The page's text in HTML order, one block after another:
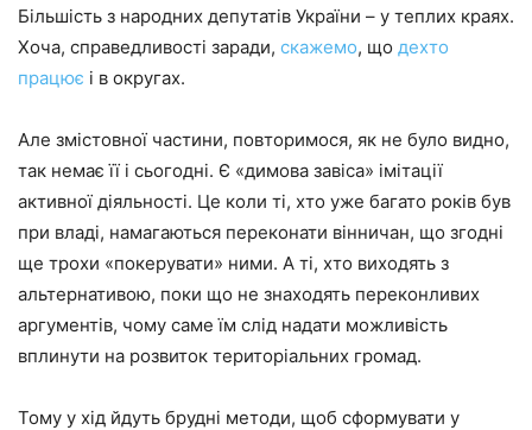
Більшість з народних депутатів України – у теплих краях.
Хоча, справедливості заради, скажемо, що дехто
працює і в округах.
Але змістовної частини, повторимося, як не було видно,
так немає її і сьогодні. Є «димова завіса» імітації
активної діяльності. Це коли ті, хто уже багато років був
при владі, намагаються переконати вінничан, що згодні
ще трохи «покерувати» ними. А ті, хто виходять з
альтернативою, поки що не знаходять переконливих
аргументів, чому саме їм слід надати можливість
вплинути на розвиток територіальних громад.
Тому у хід йдуть брудні методи, щоб сформувати у